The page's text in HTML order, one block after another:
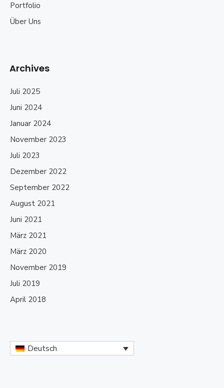
Portfolio
Über Uns
Archives
Juli 2025
Juni 2024
Januar 2024
November 2023
Juli 2023
Dezember 2022
September 2022
August 2021
Juni 2021
März 2021
März 2020
November 2019
Juli 2019
April 2018
Deutsch